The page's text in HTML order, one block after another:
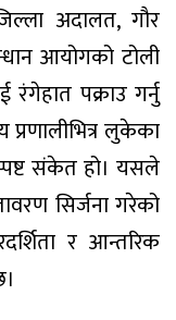
अदालत, गौर
आयोगको टोली
रंगेहात पक्राउ गर्नु
लुकेका
संकेत हो। यसले
सिर्जना गरेको
र आन्तरिक